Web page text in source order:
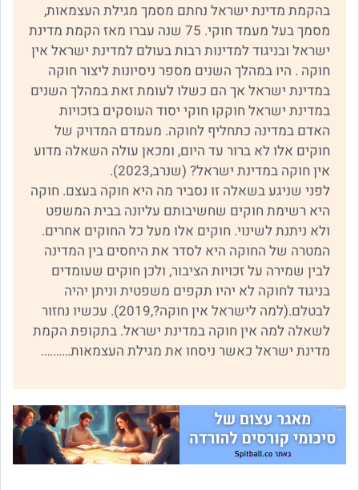
בהקמת מדינת ישראל נחתם מסמך מגילת העצמאות,
מסמך בעל מעמד חוקי. 75 שנה עברו מאז הקמת מדינת
ישראל ובניגוד למדינות רבות בעולם למדינת ישראל אין
חוקה . היו במהלך השנים מספר ניסיונות ליצור חוקה
במדינת ישראל אך הם כשלו לעומת זאת במהלך השנים
במדינת ישראל חוקקו חוקי יסוד העוסקים בזכויות
האדם במדינה כתחליף לחוקה. מעמדם המדויק של
חוקים אלו לא ברור עד היום, ומכאן עולה השאלה מדוע
אין חוקה במדינת ישראל? (שנרב,2023).
לפני שניגע בשאלה זו נסביר מה היא חוקה בעצם. חוקה
היא רשימת חוקים שחשיבותם עליונה בבית המשפט
ולא ניתנת לשינוי. חוקים אלו מעל כל החוקים אחרים.
המטרה של החוקה היא לסדר את היחסים בין המדינה
לבין שמירה על זכויות הציבור, ולכן חוקים שעומדים
בניגוד לחוקה לא יהיו תקפים משפטית וניתן יהיה
לבטלם.(למה לישראל אין חוקה?,2019). עכשיו נחזור
לשאלה למה אין חוקה במדינת ישראל. בתקופת הקמת
מדינת ישראל כאשר ניסחו את מגילת העצמאות……….